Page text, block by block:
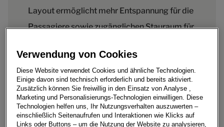
Layout ermöglicht mehr Entspannung für die
Passagiere sowie zugänglichen Stauraum für
Heckklappensitzplätze für Outdoor-Events.
- In enger Zusammenarbeit mit traditionellen
britischen Materiallieferanten wird der
Einsatz luxuriöser klassischer Stoffe für den
Automobilbereich erforscht.
Verwendung von Cookies
Diese Website verwendet Cookies und ähnliche Technologien.
Einige davon sind technisch erforderlich und bereits aktiviert.
Zusätzlich können Sie freiwillig in den Einsatz von Analyse ,
Marketing und Personalisierungs-Technologien einwilligen. Diese
Technologien helfen uns, Ihr Nutzungsverhalten auszuwerten –
einschließlich Seitenaufrufen und Interaktionen wie Klicks auf
Links oder Buttons – um die Nutzung der Website zu analysieren,